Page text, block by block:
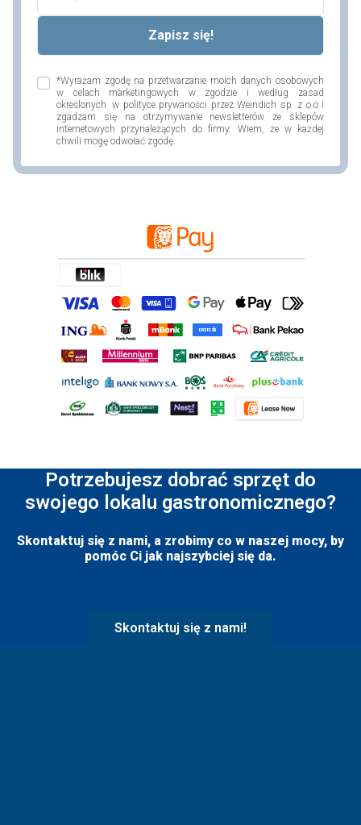
*Wyrażam zgodę na przetwarzanie moich danych osobowych
w celach marketingowych w zgodzie i według zasad
określonych w polityce prywaności przez Weindich sp. z o.o i
zgadzam się na otrzymywanie newsletterów ze sklepów
internetowych przynależących do firmy. Wiem, że w każdej
chwili mogę odwołać zgodę.
Potrzebujesz dobrać sprzęt do
swojego lokalu gastronomicznego?
Skontaktuj się z nami, a zrobimy co w naszej mocy, by
pomóc Ci jak najszybciej się da.
Skontaktuj się z nami!